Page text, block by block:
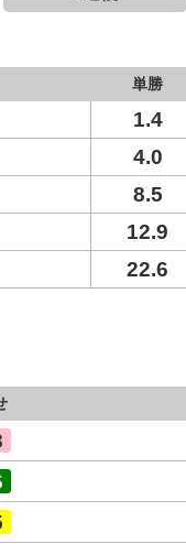
単勝
1.4
4.0
8.5
12.9
22.6